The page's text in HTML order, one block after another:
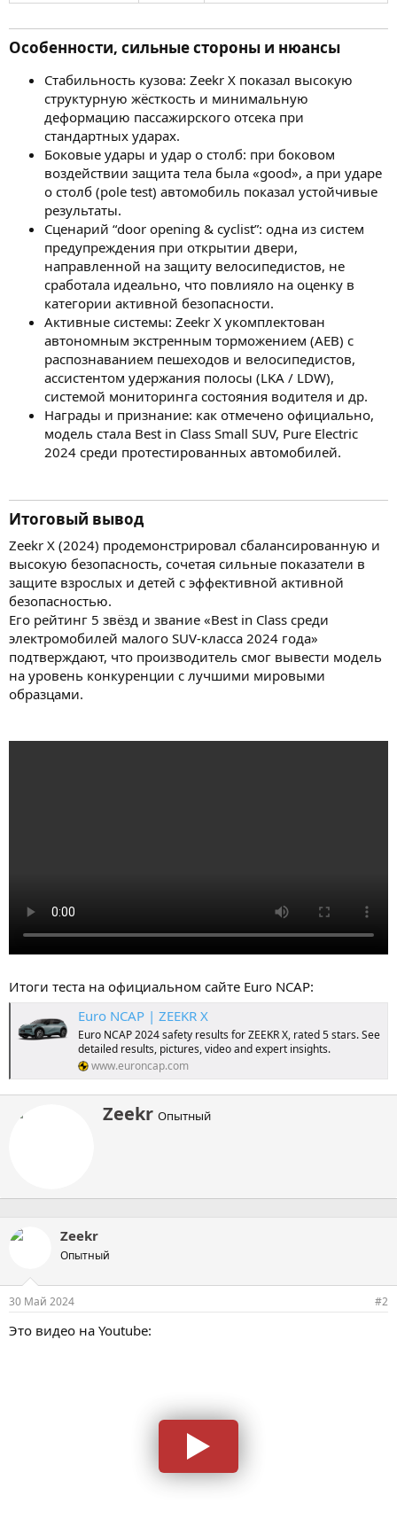
Особенности, сильные стороны и нюансы​
Стабильность кузова: Zeekr X показал высокую
структурную жёсткость и минимальную
деформацию пассажирского отсека при
стандартных ударах.
Боковые удары и удар о столб: при боковом
воздействии защита тела была «good», а при ударе
о столб (pole test) автомобиль показал устойчивые
результаты.
Сценарий “door opening & cyclist”: одна из систем
предупреждения при открытии двери,
направленной на защиту велосипедистов, не
сработала идеально, что повлияло на оценку в
категории активной безопасности.
Активные системы: Zeekr X укомплектован
автономным экстренным торможением (AEB) с
распознаванием пешеходов и велосипедистов,
ассистентом удержания полосы (LKA / LDW),
системой мониторинга состояния водителя и др.
Награды и признание: как отмечено официально,
модель стала Best in Class Small SUV, Pure Electric
2024 среди протестированных автомобилей.
Итоговый вывод​
Zeekr X (2024) продемонстрировал сбалансированную и
высокую безопасность, сочетая сильные показатели в
защите взрослых и детей с эффективной активной
безопасностью.
Его рейтинг 5 звёзд и звание «Best in Class среди
электромобилей малого SUV-класса 2024 года»
подтверждают, что производитель смог вывести модель
на уровень конкуренции с лучшими мировыми
образцами.
Итоги теста на официальном сайте Euro NCAP:
Euro NCAP | ZEEKR X
Euro NCAP 2024 safety results for ZEEKR X, rated 5 stars. See
detailed results, pictures, video and expert insights.
www.euroncap.com
А
в
Zeekr Опытный
Zeekr
Опытный
30 Май 2024 #2
Это видео на Youtube: